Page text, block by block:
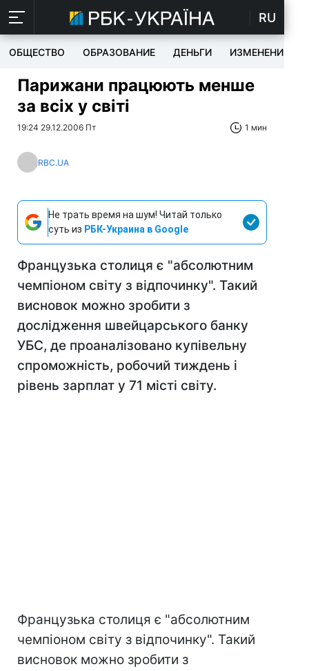
RU
ОБЩЕСТВО ОБРАЗОВАНИЕ ДЕНЬГИ ИЗМЕНЕНИЯ
Парижани працюють менше
за всіх у світі
19:24 29.12.2006 Пт 1 мин
RBC.UA
Не трать время на шум! Читай только
суть из РБК-Украина в Google
Французька столиця є "абсолютним
чемпіоном світу з відпочинку". Такий
висновок можно зробити з
дослідження швейцарського банку
УБС, де проаналізовано купівельну
спроможність, робочий тиждень і
рівень зарплат у 71 місті світу.
Французька столиця є "абсолютним
чемпіоном світу з відпочинку". Такий
висновок можно зробити з